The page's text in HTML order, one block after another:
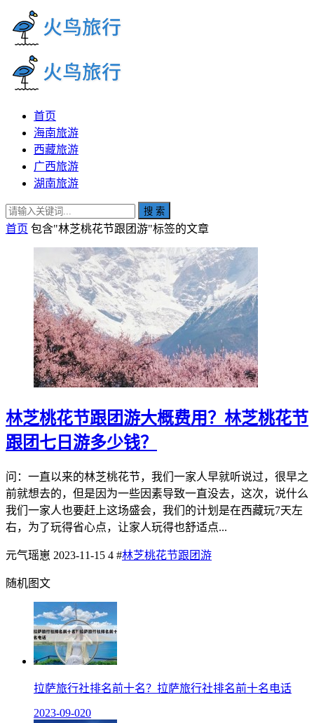
首页
海南旅游
西藏旅游
广西旅游
湖南旅游
搜 索
首页 包含"林芝桃花节跟团游"标签的文章
林芝桃花节跟团游大概费用？林芝桃花节
跟团七日游多少钱？
问：一直以来的林芝桃花节，我们一家人早就听说过，很早之
前就想去的，但是因为一些因素导致一直没去，这次，说什么
我们一家人也要赶上这场盛会，我们的计划是在西藏玩7天左
右，为了玩得省心点，让家人玩得也舒适点...
元气瑶崽 2023-11-15 4 #林芝桃花节跟团游
随机图文
拉萨旅行社排名前十名？拉萨旅行社排名前十名电话
2023-09-020